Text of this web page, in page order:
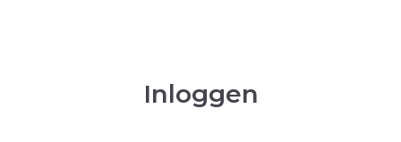
Inloggen